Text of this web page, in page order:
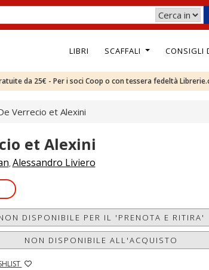
LIBRI SCAFFALI CONSIGLI
da 25€ - Per i soci Coop o con tessera fedeltà
Verrecio et Alexini
et Alexini
, Alessandro Liviero
DISPONIBILE PER IL 'PRENOTA E RITIRA'
NON DISPONIBILE ALL'ACQUISTO